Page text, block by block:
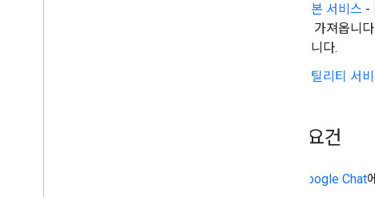
기본 서비스 -
를 가져옵니
합니다.
유틸리티 서
기본 요건
Google Chat